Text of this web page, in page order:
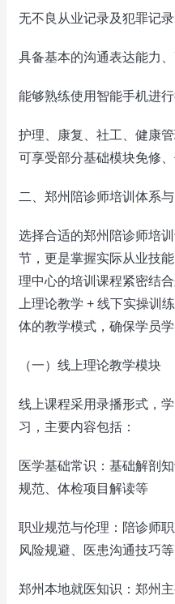
无不良从业记录及犯罪记录
具备基本的沟通表达能力
能够熟练使用智能手机进
护理、康复、社工、健康
可享受部分基础模块免修、
二、郑州陪诊师培训体系
选择合适的郑州陪诊师培
节，更是掌握实际从业技
理中心的培训课程紧密结
上理论教学 + 线下实操训
体的教学模式，确保学员
（一）线上理论教学模块
线上课程采用录播形式，
习，主要内容包括：
医学基础常识：基础解剖
规范、体检项目解读等
职业规范与伦理：陪诊师
风险规避、医患沟通技巧等
郑州本地就医知识：郑州